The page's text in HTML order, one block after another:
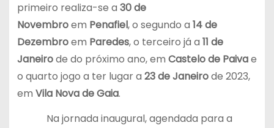
primeiro realiza-se a 30 de
Novembroem Penafiel, o segundo a 14 de
Dezembroem Paredes, o terceiro já a 11 de
Janeirode do próximo ano, em Castelo de Paivae
o quarto jogo a ter lugar a 23 de Janeirode 2023,
em Vila Nova de Gaia.
Na jornada inaugural, agendada para a